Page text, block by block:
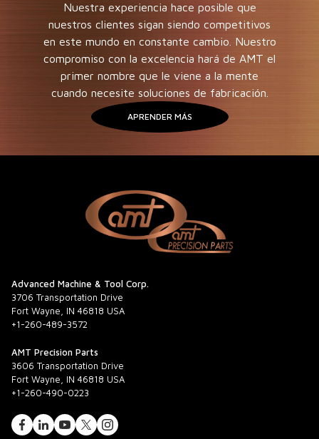
Nuestra experiencia hace posible que
nuestros clientes sigan siendo competitivos
en este mundo en constante cambio. Nuestro
compromiso con la excelencia hará de AMT el
primer nombre que le viene a la mente
cuando necesite soluciones de fabricación.
APRENDER MÁS
Advanced Machine & Tool Corp.
3706 Transportation Drive
Fort Wayne, IN 46818 USA
+1-260-489-3572
AMT Precision Parts
3606 Transportation Drive
Fort Wayne, IN 46818 USA
+1-260-490-0223